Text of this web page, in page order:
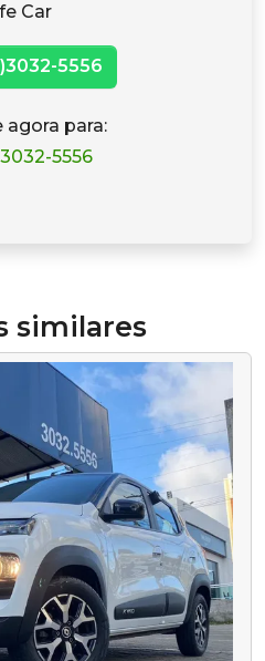
Car
5556
agora para:
5556
similares